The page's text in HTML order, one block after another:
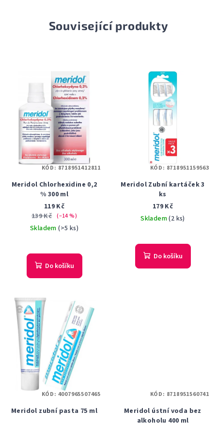
Související produkty
Meridol Chlorhexidine 0,2
% 300 ml
119 Kč
139 Kč (–14 %)
Skladem(>5 ks)
hodnocení
produktu
hvězdiček.
Do košíku
KÓD: 8718951412811
Meridol Zubní kartáček 3
ks
179 Kč
Skladem(2 ks)
Do košíku
KÓD: 8718951159563
Meridol zubní pasta 75 ml
KÓD: 4007965507465
Meridol ústní voda bez
alkoholu 400 ml
KÓD: 8718951560741